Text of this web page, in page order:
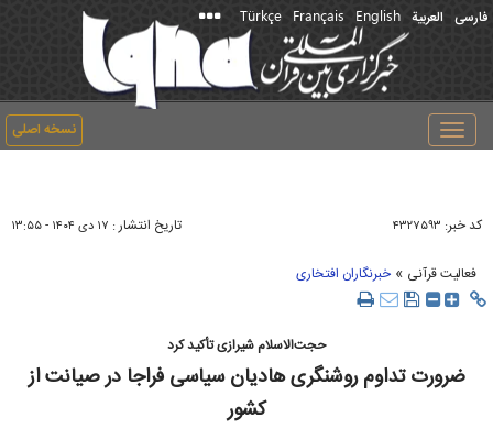
فارسی العربیة English
Français
Türkçe
نسخه اصلی
Toggle
navigation
کد خبر: ۴۳۲۷۵۹۳ تاریخ انتشار : ۱۷ دی ۱۴۰۴ - ۱۳:۵۵
فعالیت قرآنی » خبرنگاران افتخاری
حجت‌الاسلام شیرازی تأکید کرد
ضرورت تداوم روشنگری هادیان سیاسی فراجا در صیانت از
کشور